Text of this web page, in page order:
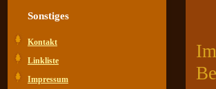
Sonstiges
Kontakt
Linkliste
Impressum